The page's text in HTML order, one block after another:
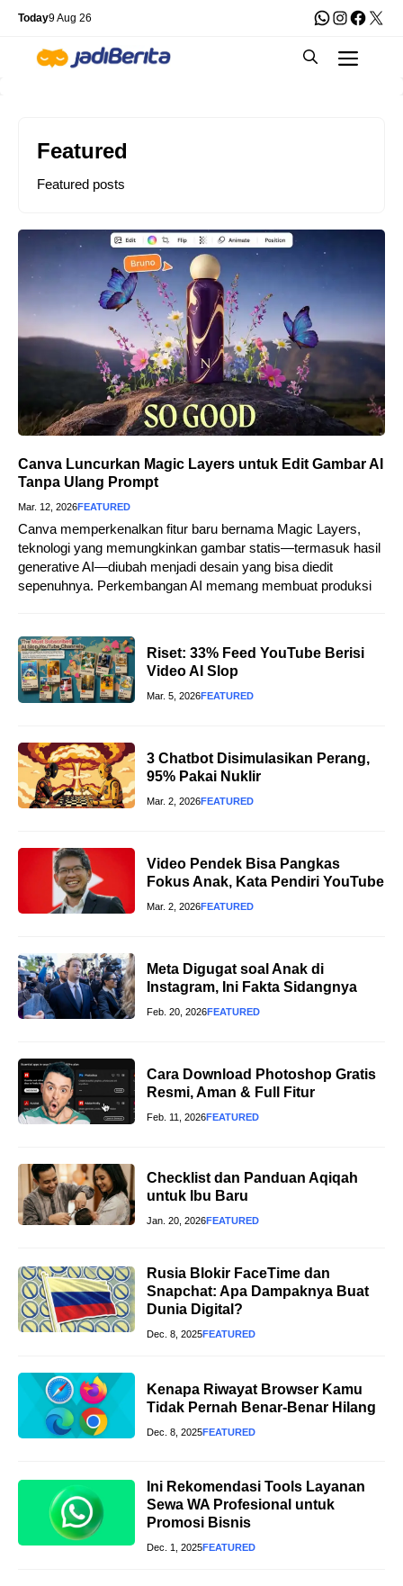
Skip
content
Today9 Aug 26 WhatsApp
X
Featured
Featured posts
Canva Luncurkan Magic Layers untuk Edit Gambar AI
Tanpa Ulang Prompt
Mar. 12, 2026FEATURED
Canva memperkenalkan fitur baru bernama Magic Layers,
teknologi yang memungkinkan gambar statis—termasuk hasil
generative AI—diubah menjadi desain yang bisa diedit
sepenuhnya. Perkembangan AI memang membuat produksi
Riset: 33% Feed YouTube Berisi
Video AI Slop
Mar. 5, 2026FEATURED
3 Chatbot Disimulasikan Perang,
95% Pakai Nuklir
Mar. 2, 2026FEATURED
Video Pendek Bisa Pangkas
Fokus Anak, Kata Pendiri YouTube
Mar. 2, 2026FEATURED
Meta Digugat soal Anak di
Instagram, Ini Fakta Sidangnya
Feb. 20, 2026FEATURED
Cara Download Photoshop Gratis
Resmi, Aman & Full Fitur
Feb. 11, 2026FEATURED
Checklist dan Panduan Aqiqah
untuk Ibu Baru
Jan. 20, 2026FEATURED
Rusia Blokir FaceTime dan
Snapchat: Apa Dampaknya Buat
Dunia Digital?
Dec. 8, 2025FEATURED
Kenapa Riwayat Browser Kamu
Tidak Pernah Benar-Benar Hilang
Dec. 8, 2025FEATURED
Ini Rekomendasi Tools Layanan
Sewa WA Profesional untuk
Promosi Bisnis
Dec. 1, 2025FEATURED